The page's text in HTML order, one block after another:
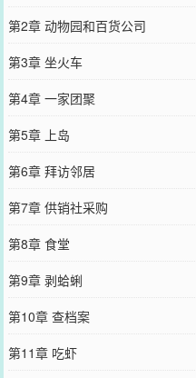
第2章 动物园和百货公司
第3章 坐火车
第4章 一家团聚
第5章 上岛
第6章 拜访邻居
第7章 供销社采购
第8章 食堂
第9章 剥蛤蜊
第10章 查档案
第11章 吃虾